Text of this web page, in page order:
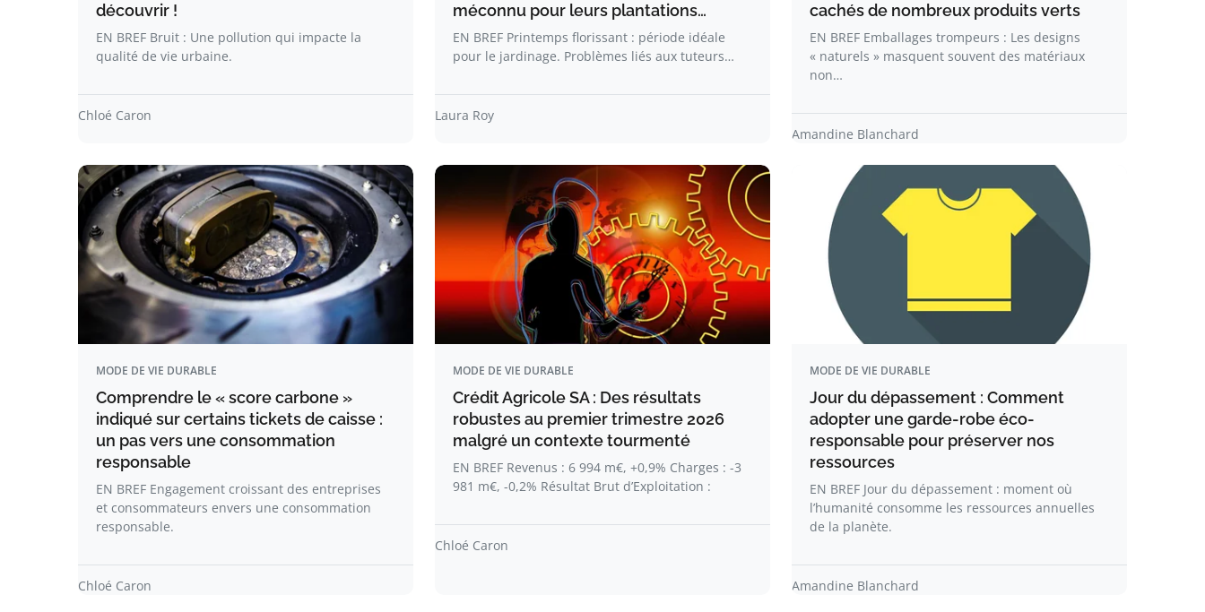
découvrir !
EN BREF Bruit : Une pollution qui impacte la
qualité de vie urbaine.
Chloé Caron
méconnu pour leurs plantations…
EN BREF Printemps florissant : période idéale
pour le jardinage. Problèmes liés aux tuteurs…
Laura Roy
cachés de nombreux produits verts
EN BREF Emballages trompeurs : Les designs
« naturels » masquent souvent des matériaux
non…
Amandine Blanchard
MODE DE VIE DURABLE
Comprendre le « score carbone »
indiqué sur certains tickets de caisse :
un pas vers une consommation
responsable
EN BREF Engagement croissant des entreprises
et consommateurs envers une consommation
responsable.
Chloé Caron
MODE DE VIE DURABLE
Crédit Agricole SA : Des résultats
robustes au premier trimestre 2026
malgré un contexte tourmenté
EN BREF Revenus : 6 994 m€, +0,9% Charges : -3
981 m€, -0,2% Résultat Brut d’Exploitation :
Chloé Caron
MODE DE VIE DURABLE
Jour du dépassement : Comment
adopter une garde-robe éco-
responsable pour préserver nos
ressources
EN BREF Jour du dépassement : moment où
l’humanité consomme les ressources annuelles
de la planète.
Amandine Blanchard